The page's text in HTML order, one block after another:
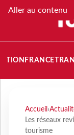
Aller au contenu
FRANCE
Accueil ›
Les réseaux
tourisme